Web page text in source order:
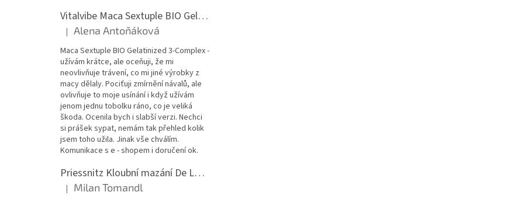
Vitalvibe Maca Sextuple BIO Gelatinized 3-Complex, 60 kapslí
Hodnocení produktu je 5 z 5 hvězdiček.
| Alena Antoňáková
Maca Sextuple BIO Gelatinized 3-Complex -
užívám krátce, ale oceňuji, že mi
neovlivňuje trávení, co mi jiné výrobky z
macy dělaly. Pociťuji zmírnění návalů, ale
ovlivňuje to moje usínání i když užívám
jenom jednu tobolku ráno, co je veliká
škoda. Ocenila bych i slabší verzi. Nechci
si prášek sypat, nemám tak přehled kolik
jsem toho užila. Jinak vše chválím.
Komunikace s e - shopem i doručení ok.
Priessnitz Kloubní mazání De Luxe, 200ml
Hodnocení produktu je 5 z 5 hvězdiček.
| Milan Tomandl